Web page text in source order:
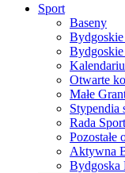
Sport
Baseny
Otwarte
Małe
Stypendia
Rada
Pozostałe
Aktywna
Bydgoska